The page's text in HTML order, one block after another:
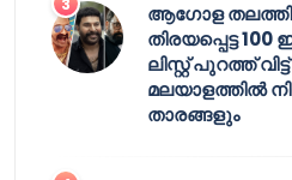
ആഗോള
തിരയപ്പെട്ട
ലിസ്റ്റ് പുറത്ത്
മലയാളത്തിൽ
താരങ്ങളും